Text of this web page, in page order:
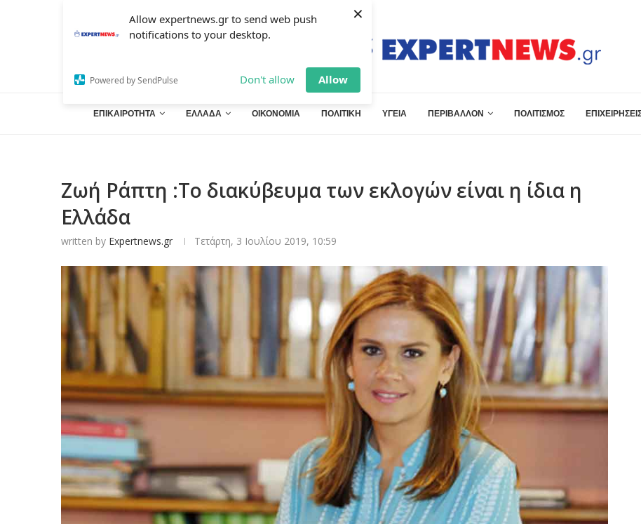
Allow expertnews.gr to send web push
notifications to your desktop.
Powered by SendPulse Don't allow Allow
×
ΕΠΙΚΑΙΡΟΤΗΤΑ ΕΛΛΑΔΑ ΟΙΚΟΝΟΜΙΑ ΠΟΛΙΤΙΚΗ ΥΓΕΙΑ ΠΕΡΙΒΑΛΛΟΝ ΠΟΛΙΤΙΣΜΟΣ
Ζωή Ράπτη :Το διακύβευμα των εκλογών είναι η ίδια η
Ελλάδα
written by Expertnews.gr Τετάρτη, 3 Ιουλίου 2019, 10:59